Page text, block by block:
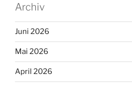
Archiv
Juni 2026
Mai 2026
April 2026